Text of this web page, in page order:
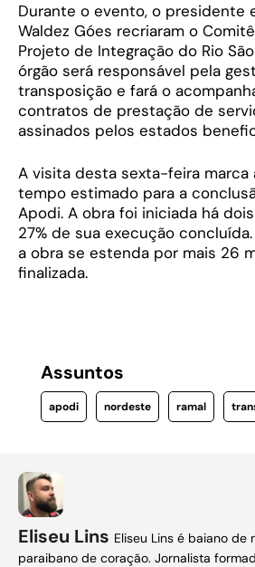
Durante o evento, o presidente
Waldez Góes recriaram o
Projeto de Integração do Rio
órgão será responsável pela
transposição e fará o
contratos de prestação de
assinados pelos estados
A visita desta sexta-feira marca
tempo estimado para a
Apodi. A obra foi iniciada há
27% de sua execução
a obra se estenda por mais 26
finalizada.
Assuntos
apodi nordeste ramal
Eliseu Lins Eliseu Lins é baiano de
paraibano de coração. Jornalista